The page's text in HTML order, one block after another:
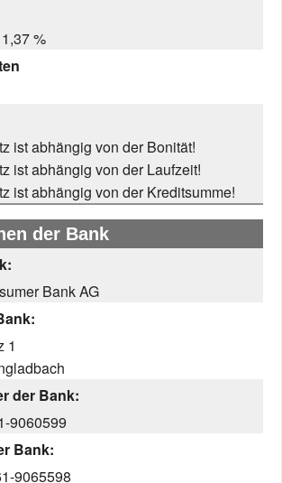
%
ist abhängig von der Bonität!
ist abhängig von der Laufzeit!
ist abhängig von der Kreditsumme!
der Bank
Bank AG
1
der Bank:
9060599
Bank:
9065598